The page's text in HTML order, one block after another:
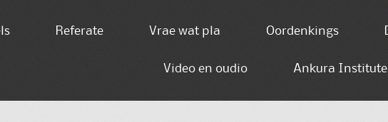
Referate Vrae wat pla Oordenkings
Video en oudio Ankura Institute